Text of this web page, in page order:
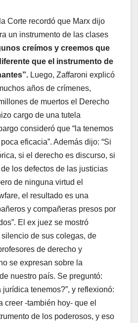
Corte recordó que Marx dijo
un instrumento de las clases
creímos y creemos que
que el instrumento de
Luego, Zaffaroni explicó
años de crímenes,
de muertos el Derecho
cargo de una tutela
consideró que “la tenemos
eficacia”. Además dijo: “Si
si el derecho es discurso, si
los defectos de las justicias
de ninguna virtud el
el resultado es una
y compañeras presos por
El ex juez se mostró
de sus colegas, de
de derecho y
se expresan sobre la
nuestro país. Se preguntó:
tenemos?”, y reflexionó:
creer -también hoy- que el
de los poderosos, y eso